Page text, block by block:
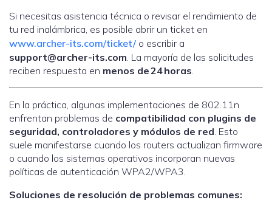
Si necesitas asistencia técnica o revisar el rendimiento de
tu red inalámbrica, es posible abrir un ticket en
www.archer-its.com/ticket/ o escribir a
support@archer-its.com. La mayoría de las solicitudes
reciben respuesta en menos de 24 horas.
En la práctica, algunas implementaciones de 802.11n
enfrentan problemas de compatibilidad con plugins de
seguridad, controladores y módulos de red. Esto
suele manifestarse cuando los routers actualizan firmware
o cuando los sistemas operativos incorporan nuevas
políticas de autenticación WPA2/WPA3.
Soluciones de resolución de problemas comunes: